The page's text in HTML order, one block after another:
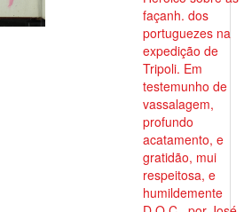
façanh. dos
portuguezes na
expedição de
Tripoli. Em
testemunho de
vassalagem,
profundo
acatamento, e
gratidão, mui
respeitosa, e
humildemente